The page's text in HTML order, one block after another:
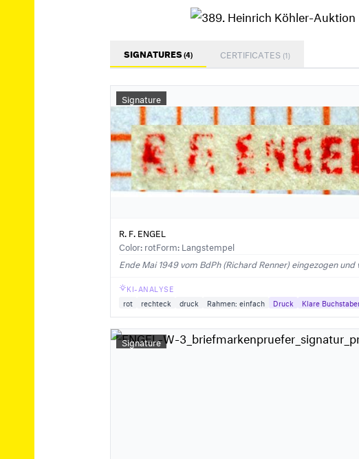
SIGNATURES(4) CERTIFICATES (1)
Signature
R. F. ENGEL
Color: rotForm: Langstempel
Ende Mai 1949 vom BdPh (Richard Renner) eingezogen
KI-ANALYSE
rot
rechteck druck Rahmen: einfach Druck Klare
Signature